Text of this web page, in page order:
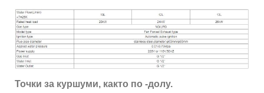
Точки за куршуми, както по -долу.